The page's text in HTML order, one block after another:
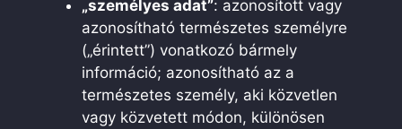
„személyes adat”: azonosított vagy
azonosítható természetes személyre
(„érintett”) vonatkozó bármely
információ; azonosítható az a
természetes személy, aki közvetlen
vagy közvetett módon, különösen